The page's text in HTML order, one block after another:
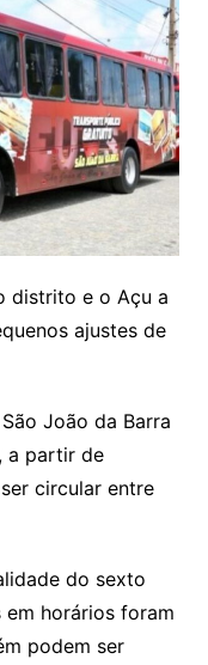
distrito e o Açu a
ajustes de
João da Barra
a partir de
circular entre
do sexto
horários foram
podem ser